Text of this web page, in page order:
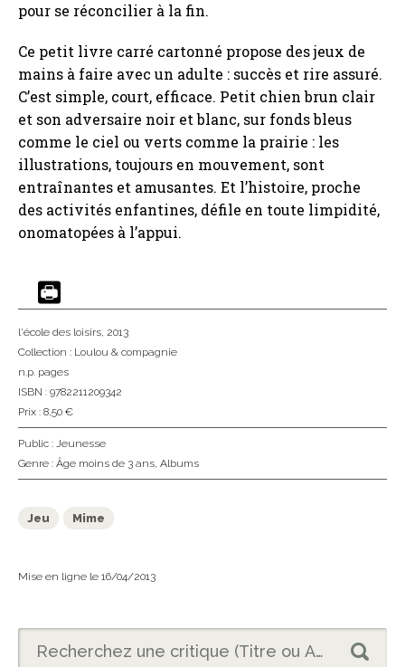
pour se réconcilier à la fin.
Ce petit livre carré cartonné propose des jeux de
mains à faire avec un adulte : succès et rire assuré.
C’est simple, court, efficace. Petit chien brun clair
et son adversaire noir et blanc, sur fonds bleus
comme le ciel ou verts comme la prairie : les
illustrations, toujours en mouvement, sont
entraînantes et amusantes. Et l’histoire, proche
des activités enfantines, défile en toute limpidité,
onomatopées à l’appui.
l'école des loisirs, 2013
Collection : Loulou & compagnie
n.p. pages
ISBN : 9782211209342
Prix : 8,50 €
Public : Jeunesse
Genre : Âge moins de 3 ans, Albums
Jeu Mime
Mise en ligne le 16/04/2013